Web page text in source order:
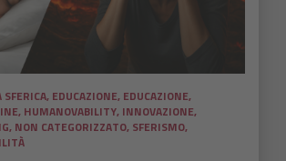
SFERICA, EDUCAZIONE, EDUCAZIONE,
, HUMANOVABILITY, INNOVAZIONE,
, NON CATEGORIZZATO, SFERISMO,